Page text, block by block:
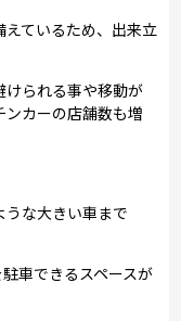
ているため、出来立
られる事や移動が
カーの店舗数も増
な大きい車まで
車できるスペースが